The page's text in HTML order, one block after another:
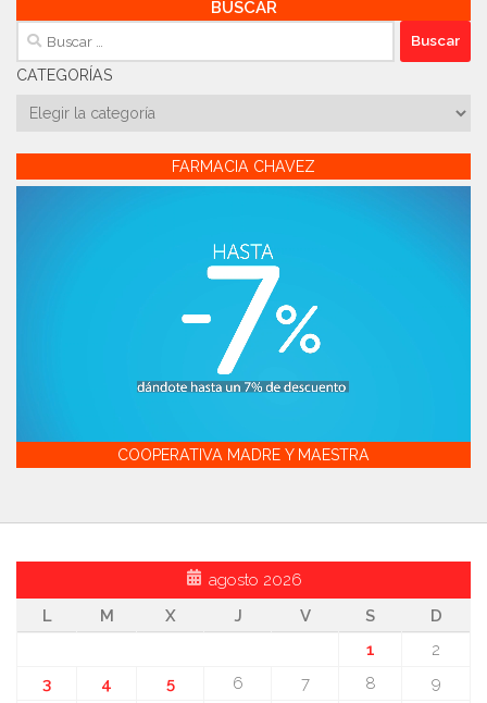
BUSCAR
Buscar:
CATEGORÍAS
Categorías
FARMACIA CHAVEZ
COOPERATIVA MADRE Y MAESTRA
agosto 2026
L
M X J V S
D
1
2
3
4 5 6 7 8
9